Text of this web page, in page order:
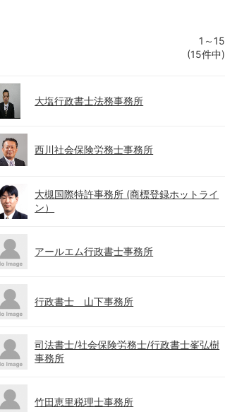
1～15
(15件中)
大塩行政書士法務事務所
西川社会保険労務士事務所
大槻国際特許事務所 (商標登録ホットライ
ン）
アールエム行政書士事務所
行政書士 山下事務所
司法書士/社会保険労務士/行政書士峯弘樹
事務所
竹田恵里税理士事務所